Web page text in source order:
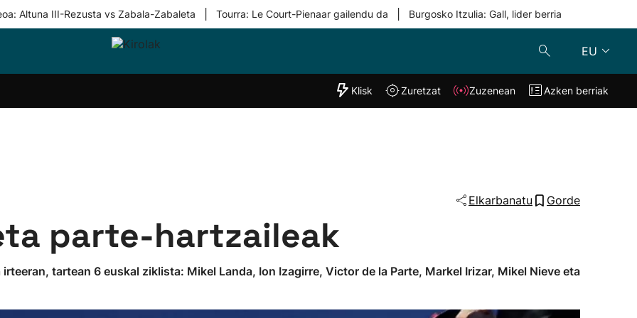
Altuna III-Rezusta vs Zabala-Zabaleta Tourra: Le Court-Pienaar gailendu da Burgosko Itzulia: Gall, lider berria
EU
Taldeak
"Helmuga"
Klisk Zuzenean
Klisk Zuretzat Zuzenean Azken berriak
Elkarbanatu Gorde
parte-hartzaileak
tartean 6 euskal ziklista: Mikel Landa, Ion Izagirre, Victor de la Parte, Markel Irizar, Mikel Nieve eta